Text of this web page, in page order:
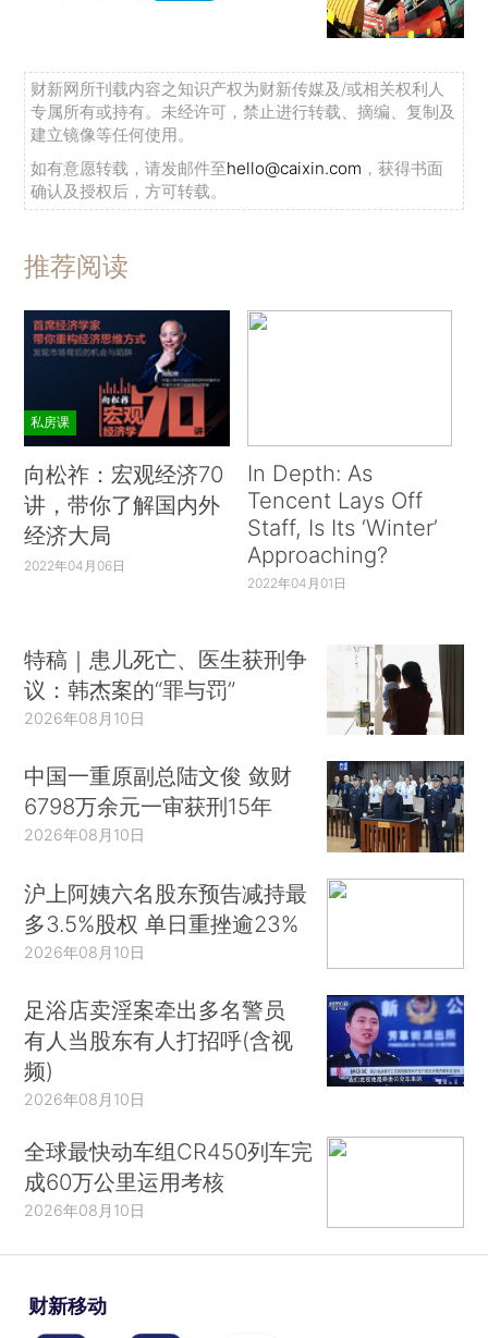
财新网所刊载内容之知识产权为财新传媒及/或相关权利人
专属所有或持有。未经许可，禁止进行转载、摘编、复制及
建立镜像等任何使用。
如有意愿转载，请发邮件至hello@caixin.com ，获得书面
确认及授权后，方可转载。
推荐阅读
私房课
向松祚：宏观经济70
讲，带你了解国内外
经济大局
2022年04月06日
In Depth: As
Tencent Lays Off
Staff, Is Its ‘Winter’
Approaching?
2022年04月01日
特稿｜患儿死亡、医生获刑争
议：韩杰案的“罪与罚”
2026年08月10日
中国一重原副总陆文俊 敛财
6798万余元一审获刑15年
2026年08月10日
沪上阿姨六名股东预告减持最
多3.5%股权 单日重挫逾23%
2026年08月10日
足浴店卖淫案牵出多名警员
有人当股东有人打招呼(含视
频)
2026年08月10日
全球最快动车组CR450列车完
成60万公里运用考核
2026年08月10日
财新移动